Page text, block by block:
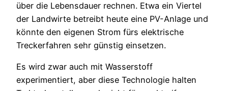
über die Lebensdauer rechnen. Etwa ein Viertel
der Landwirte betreibt heute eine PV-Anlage und
könnte den eigenen Strom fürs elektrische
Treckerfahren sehr günstig einsetzen.
Es wird zwar auch mit Wasserstoff
experimentiert, aber diese Technologie halten